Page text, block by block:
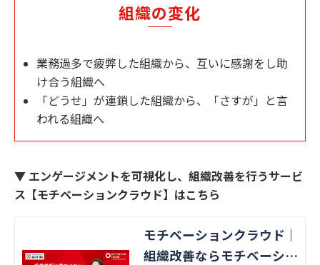
組織の変化
業務過多で疲弊した組織から、互いに感謝をし助
け合う組織へ
「どうせ」が連鎖した組織から、「さすが」と言
われる組織へ
▼ エンゲージメントを可視化し、組織改善を行うサービ
ス【モチベーションクラウド】はこちら
モチベーションクラウド｜
組織改善ならモチベーショ